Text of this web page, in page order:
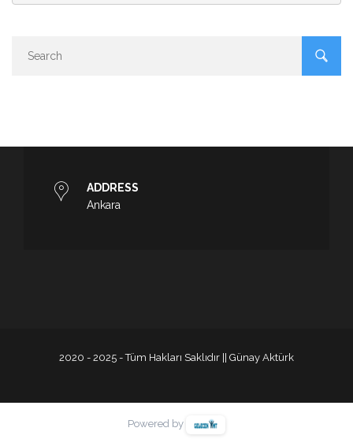
ADDRESS
Ankara
2020 - 2025 - Tüm Hakları Saklıdır || Günay Aktürk
Powered by